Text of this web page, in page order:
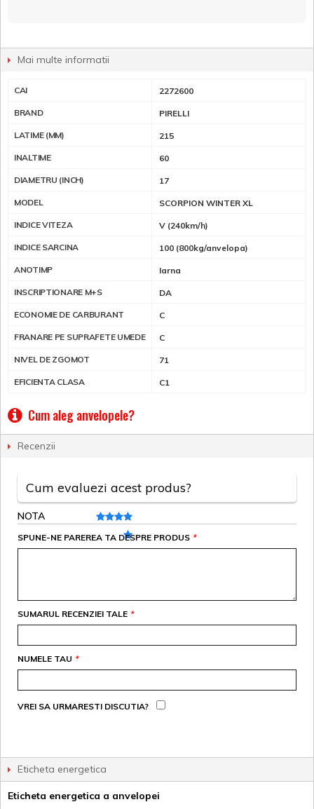
Mai multe informatii
CAI 2272600
BRAND PIRELLI
LATIME (MM) 215
INALTIME 60
DIAMETRU (INCH) 17
MODEL SCORPION WINTER XL
INDICE VITEZA V (240km/h)
INDICE SARCINA 100 (800kg/anvelopa)
ANOTIMP Iarna
INSCRIPTIONARE M+S DA
ECONOMIE DE CARBURANT C
FRANARE PE SUPRAFETE UMEDE C
NIVEL DE ZGOMOT 71
EFICIENTA CLASA C1
Cum aleg anvelopele?
Recenzii
Cum evaluezi acest produs?
NOTA
*
SPUNE-NE PAREREA TA DESPRE PRODUS
*
SUMARUL RECENZIEI TALE
*
NUMELE TAU
VREI SA URMARESTI DISCUTIA?
Eticheta energetica
Eticheta energetica a anvelopei